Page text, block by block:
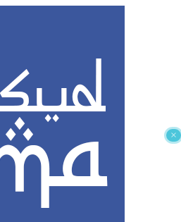
×